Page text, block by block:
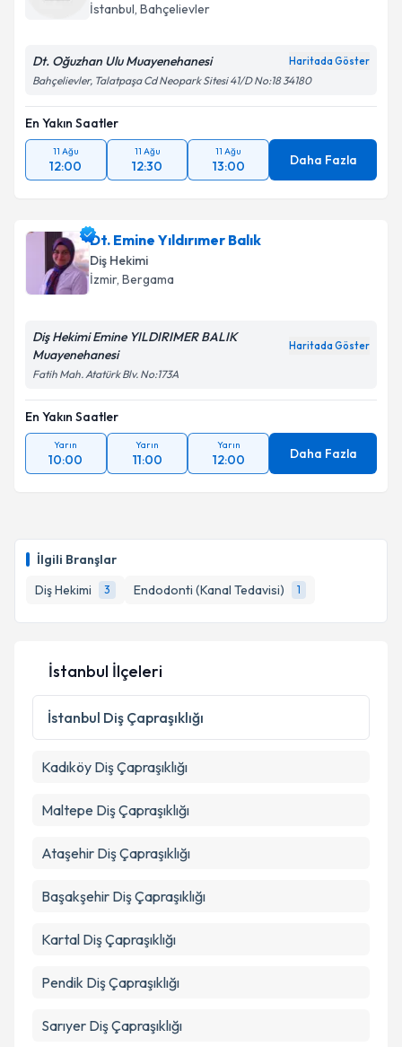
İlgili Branşlar
Diş Hekimi
3 Endodonti (Kanal Tedavisi) 1
İstanbul, Bahçelievler
Dt. Oğuzhan Ulu Muayenehanesi Haritada Göster
Bahçelievler, Talatpaşa Cd Neopark Sitesi 41/D No:18 34180
En Yakın Saatler
11 Ağu
12:00
11 Ağu
12:30
11 Ağu
13:00 Daha Fazla
Dt. Emine Yıldırımer Balık
Diş Hekimi
İzmir, Bergama
Diş Hekimi Emine YILDIRIMER BALIK
Muayenehanesi
Haritada Göster
Fatih Mah. Atatürk Blv. No:173A
En Yakın Saatler
Yarın
10:00
Yarın
11:00
Yarın
12:00 Daha Fazla
İstanbul İlçeleri
İstanbul Diş Çapraşıklığı
Kadıköy Diş Çapraşıklığı
Maltepe Diş Çapraşıklığı
Ataşehir Diş Çapraşıklığı
Başakşehir Diş Çapraşıklığı
Kartal Diş Çapraşıklığı
Pendik Diş Çapraşıklığı
Sarıyer Diş Çapraşıklığı